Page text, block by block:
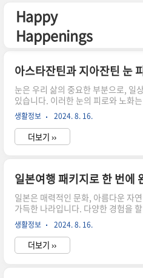
Happy
Happenings
아스타잔틴과 지아잔틴 눈
눈은 우리 삶의 중요한 부분으로, 일
있습니다. 이러한 눈의 피로와 노화
강력한 항산화물질이 도움을 줄 수
두 가지 물질이 눈 건강에 미치는 영
습니다. 아스타잔틴의 기적적인 효
을 수 있는 카로티노이드의 일종으로,
다. 특히, 눈 건강과 관련하여 아스타
니다. 눈의 피로는 현대인들이 가장
스마트폰, 컴퓨터, TV 등 다양한 디
생활정보 2024. 8. 16.
더보기 ››
일본은 매력적인 문화, 아름다운 자
가득한 나라입니다. 다양한 경험을
항상 인기 있는 목적지입니다. 패키
매력을 한 번에 경험할 수 있습니다.
키지의 장점과 추천 관광지를 소개합
점 일본여행 패키지를 선택하는 것
생활정보 2024. 8. 16.
더보기 ››